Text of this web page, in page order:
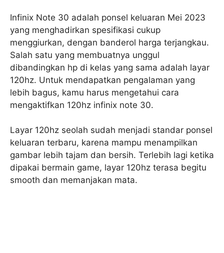
Infinix Note 30 adalah ponsel keluaran Mei 2023
yang menghadirkan spesifikasi cukup
menggiurkan, dengan banderol harga terjangkau.
Salah satu yang membuatnya unggul
dibandingkan hp di kelas yang sama adalah layar
120hz. Untuk mendapatkan pengalaman yang
lebih bagus, kamu harus mengetahui cara
mengaktifkan 120hz infinix note 30.
Layar 120hz seolah sudah menjadi standar ponsel
keluaran terbaru, karena mampu menampilkan
gambar lebih tajam dan bersih. Terlebih lagi ketika
dipakai bermain game, layar 120hz terasa begitu
smooth dan memanjakan mata.